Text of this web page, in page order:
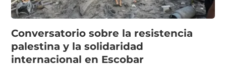
Conversatorio sobre la resistencia
palestina y la solidaridad
internacional en Escobar